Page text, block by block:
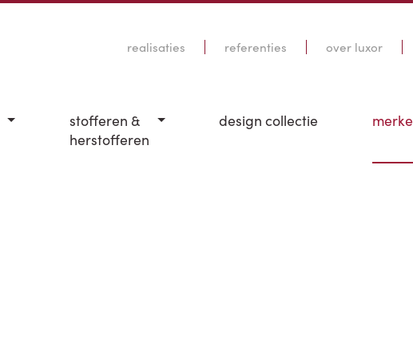
realisaties referenties over luxor
stofferen &
herstofferen
design collectie